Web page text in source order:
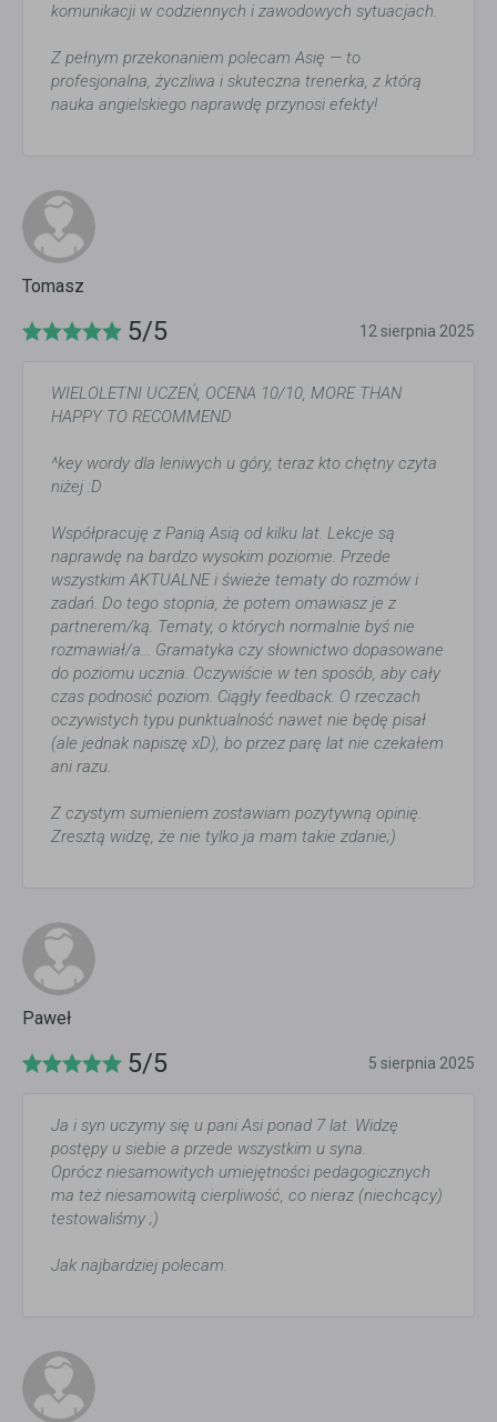
komunikacji w codziennych i zawodowych sytuacjach.
Z pełnym przekonaniem polecam Asię — to
profesjonalna, życzliwa i skuteczna trenerka, z którą
nauka angielskiego naprawdę przynosi efekty!
Tomasz
5/5 12 sierpnia 2025
WIELOLETNI UCZEŃ, OCENA 10/10, MORE THAN
HAPPY TO RECOMMEND
^key wordy dla leniwych u góry, teraz kto chętny czyta
niżej :D
Współpracuję z Panią Asią od kilku lat. Lekcje są
naprawdę na bardzo wysokim poziomie. Przede
wszystkim AKTUALNE i świeże tematy do rozmów i
zadań. Do tego stopnia, że potem omawiasz je z
partnerem/ką. Tematy, o których normalnie byś nie
rozmawiał/a... Gramatyka czy słownictwo dopasowane
do poziomu ucznia. Oczywiście w ten sposób, aby cały
czas podnosić poziom. Ciągły feedback. O rzeczach
oczywistych typu punktualność nawet nie będę pisał
(ale jednak napiszę xD), bo przez parę lat nie czekałem
ani razu.
Z czystym sumieniem zostawiam pozytywną opinię.
Zresztą widzę, że nie tylko ja mam takie zdanie;)
Paweł
5/5 5 sierpnia 2025
Ja i syn uczymy się u pani Asi ponad 7 lat. Widzę
postępy u siebie a przede wszystkim u syna.
Oprócz niesamowitych umiejętności pedagogicznych
ma też niesamowitą cierpliwość, co nieraz (niechcący)
testowaliśmy ;)
Jak najbardziej polecam.